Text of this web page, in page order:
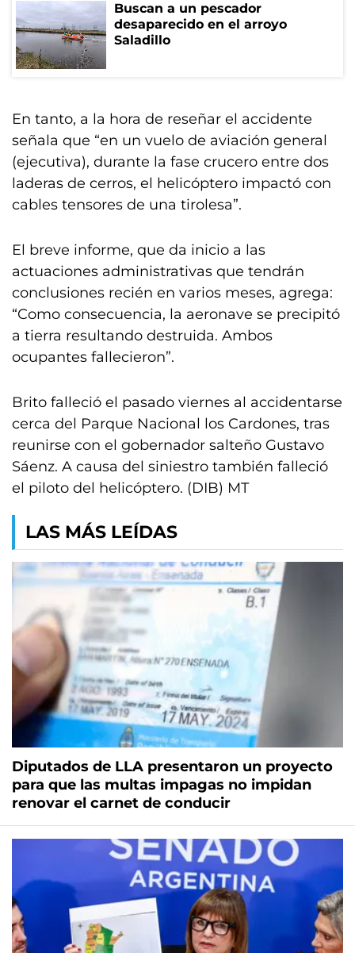
Buscan a un pescador
desaparecido en el arroyo
Saladillo
En tanto, a la hora de reseñar el accidente
señala que “en un vuelo de aviación general
(ejecutiva), durante la fase crucero entre dos
laderas de cerros, el helicóptero impactó con
cables tensores de una tirolesa”.
El breve informe, que da inicio a las
actuaciones administrativas que tendrán
conclusiones recién en varios meses, agrega:
“Como consecuencia, la aeronave se precipitó
a tierra resultando destruida. Ambos
ocupantes fallecieron”.
Brito falleció el pasado viernes al accidentarse
cerca del Parque Nacional los Cardones, tras
reunirse con el gobernador salteño Gustavo
Sáenz. A causa del siniestro también falleció
el piloto del helicóptero. (DIB) MT
LAS MÁS LEÍDAS
Diputados de LLA presentaron un proyecto
para que las multas impagas no impidan
renovar el carnet de conducir